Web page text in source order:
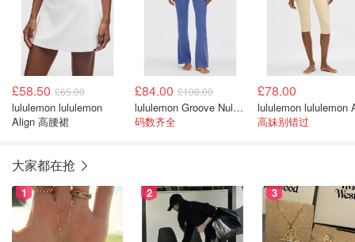
£58.50 £65.00
lululemon lululemon
Align 高腰裙
£84.00 £108.00
lululemon Groove Nulu 高腰喇叭短裤
码数齐全
£78.00
高妹别错过
大家都在抢
1 2 3